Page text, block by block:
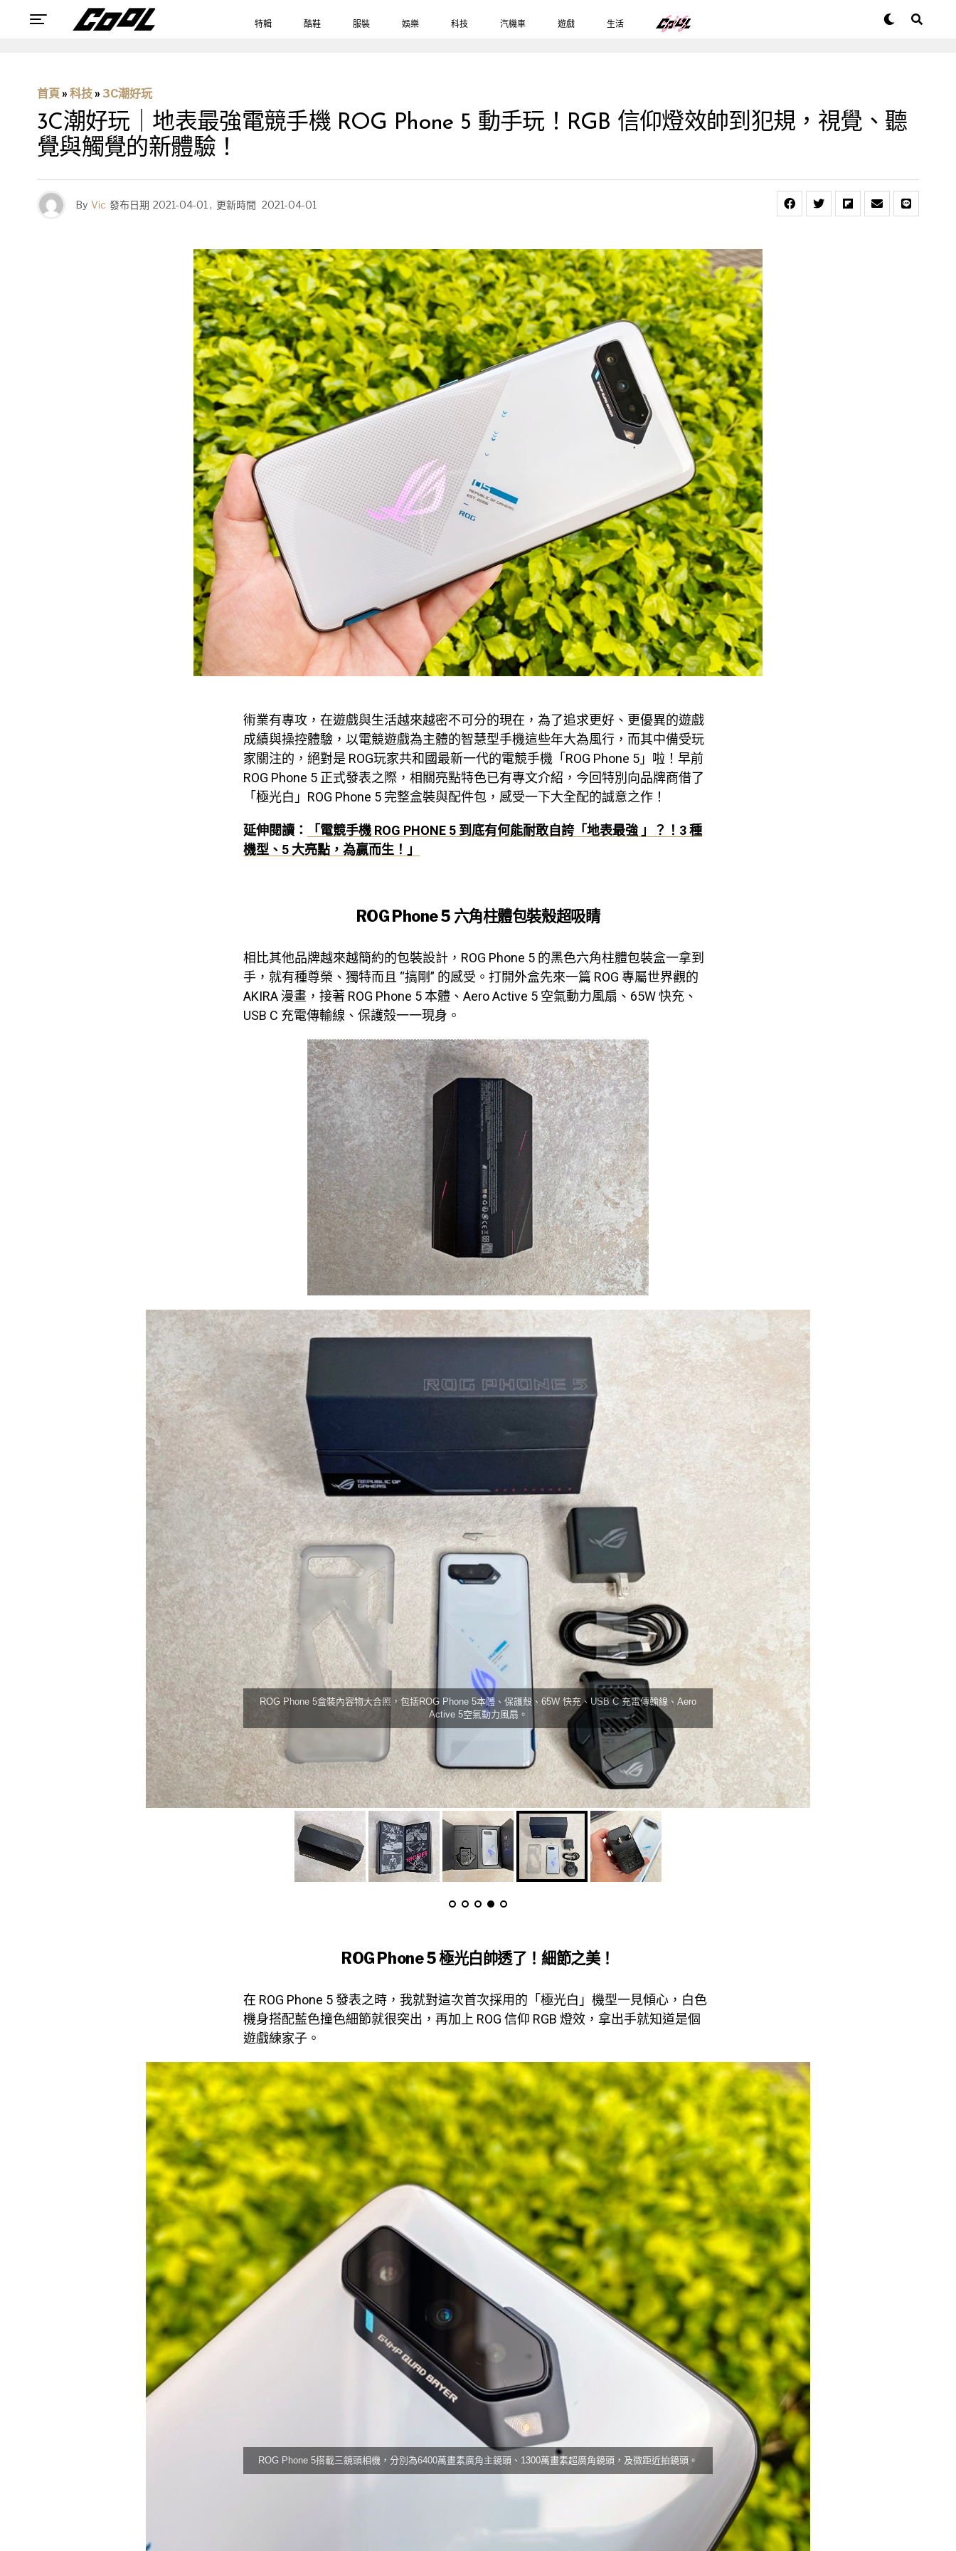
特輯 酷鞋 服裝 娛樂 科技 汽機車 遊戲 生活
首頁 » 科技 » 3C潮好玩
3C潮好玩｜地表最強電競手機 ROG Phone 5 動手玩！RGB 信仰燈效帥到犯規，視覺、聽
覺與觸覺的新體驗！
By Vic 發布日期 2021-04-01 , 更新時間 2021-04-01
術業有專攻，在遊戲與生活越來越密不可分的現在，為了追求更好、更優異的遊戲
成績與操控體驗，以電競遊戲為主體的智慧型手機這些年大為風行，而其中備受玩
家關注的，絕對是 ROG玩家共和國最新一代的電競手機「ROG Phone 5」啦！早前
ROG Phone 5 正式發表之際，相關亮點特色已有專文介紹，今回特別向品牌商借了
「 極光白 」ROG Phone 5 完整盒裝與配件包，感受一下大全配的誠意之作！
延伸閱讀：
「電競手機 ROG PHONE 5 到底有何能耐敢自誇「地表最強 」？！3 種
機型、5 大亮點，為贏而生！」
ROG Phone 5 六角柱體包裝殼超吸睛
相比其他品牌越來越簡約的包裝設計，ROG Phone 5 的黑色六角柱體包裝盒一拿到
手，就有種尊榮、獨特而且 “搞剛” 的感受。打開外盒先來一篇 ROG 專屬世界觀的
AKIRA 漫畫，接著 ROG Phone 5 本體、Aero Active 5 空氣動力風扇、65W 快充、
USB C 充電傳輸線、保護殼一一現身。
這年頭隨機附送充電器就是"最高"！
ROG Phone 5 極光白帥透了！細節之美！
在 ROG Phone 5 發表之時，我就對這次首次採用的「極光白」機型一見傾心，白色
機身搭配藍色撞色細節就很突出，再加上 ROG 信仰 RGB 燈效，拿出手就知道是個
遊戲練家子。
6.78吋ROG Phone 5手感不俗。